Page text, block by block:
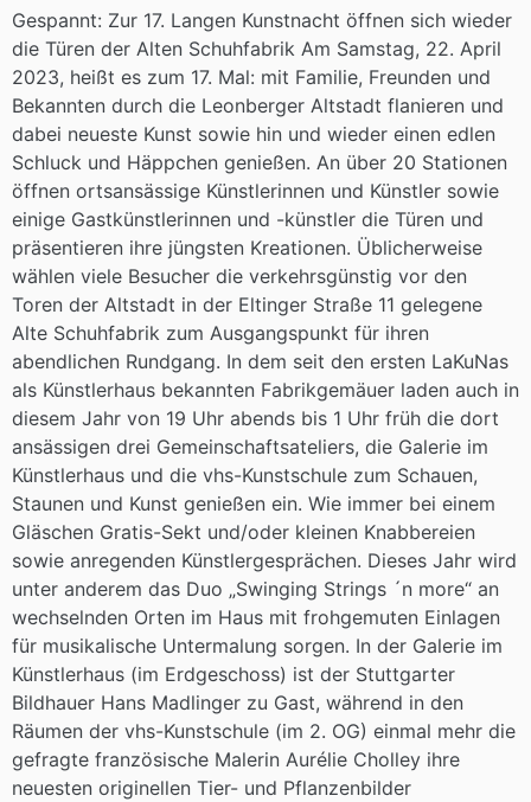
Gespannt: Zur 17. Langen Kunstnacht öffnen sich wieder
die Türen der Alten Schuhfabrik Am Samstag, 22. April
2023, heißt es zum 17. Mal: mit Familie, Freunden und
Bekannten durch die Leonberger Altstadt flanieren und
dabei neueste Kunst sowie hin und wieder einen edlen
Schluck und Häppchen genießen. An über 20 Stationen
öffnen ortsansässige Künstlerinnen und Künstler sowie
einige Gastkünstlerinnen und -künstler die Türen und
präsentieren ihre jüngsten Kreationen. Üblicherweise
wählen viele Besucher die verkehrsgünstig vor den
Toren der Altstadt in der Eltinger Straße 11 gelegene
Alte Schuhfabrik zum Ausgangspunkt für ihren
abendlichen Rundgang. In dem seit den ersten LaKuNas
als Künstlerhaus bekannten Fabrikgemäuer laden auch in
diesem Jahr von 19 Uhr abends bis 1 Uhr früh die dort
ansässigen drei Gemeinschaftsateliers, die Galerie im
Künstlerhaus und die vhs-Kunstschule zum Schauen,
Staunen und Kunst genießen ein. Wie immer bei einem
Gläschen Gratis-Sekt und/oder kleinen Knabbereien
sowie anregenden Künstlergesprächen. Dieses Jahr wird
unter anderem das Duo „Swinging Strings ´n more“ an
wechselnden Orten im Haus mit frohgemuten Einlagen
für musikalische Untermalung sorgen. In der Galerie im
Künstlerhaus (im Erdgeschoss) ist der Stuttgarter
Bildhauer Hans Madlinger zu Gast, während in den
Räumen der vhs-Kunstschule (im 2. OG) einmal mehr die
gefragte französische Malerin Aurélie Cholley ihre
neuesten originellen Tier- und Pflanzenbilder